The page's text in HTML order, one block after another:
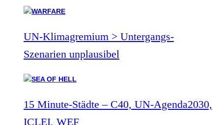
UN-Klimagremium > Untergangs-
Szenarien unplausibel
15 Minute-Städte – C40, UN-Agenda2030,
ICLEI, WEF